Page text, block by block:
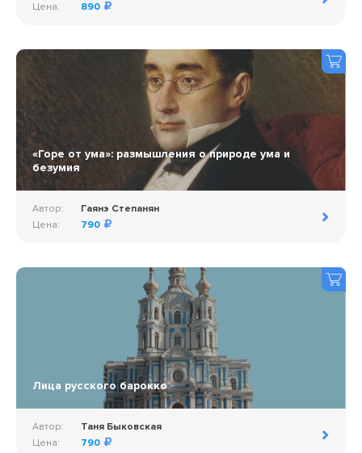
Цена:
890
«Горе от ума»: размышления о природе ума и
безумия
Автор:
Гаянэ Степанян
Цена:
790
Лица русского барокко
Автор:
Таня Быковская
Цена:
790